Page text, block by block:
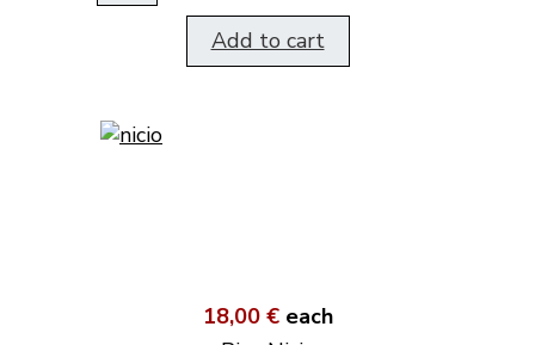
Add to cart
18,00 € each